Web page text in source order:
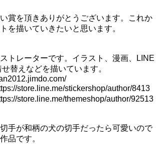
賞を頂きありがとうございます。これか
を描いていきたいと思います。
トレーターです。イラスト、漫画、LINE
替えなどを描いています。
store.line.me/stickershop/author/8413
store.line.me/themeshop/author/92513
手が和柄の犬の切手だったら可愛いので
品です。